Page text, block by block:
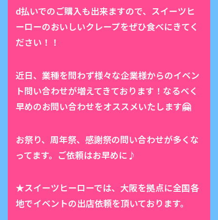
d払いでのご購入も出来ますので、スイーツヒ
ーローのおいしいクレープをぜひ食べにきてく
ださい！！
近日、業種を問わず様々な企業様からのイベン
ト問い合わせが増えてきております！なるべく
早めのお問い合わせをオススメいたします🤗
お祭り、周年祭、感謝祭の問い合わせが多くな
ってます。ご依頼はお早めに♪
★スイーツヒーローでは、大阪を拠点に全国各
地でイベントの出店依頼を頂いております。